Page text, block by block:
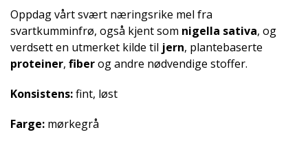
Oppdag vårt svært næringsrike mel fra
svartkumminfrø, også kjent som nigella sativa, og
verdsett en utmerket kilde til jern, plantebaserte
proteiner, fiberog andre nødvendige stoffer.
Konsistens:fint, løst
Farge: mørkegrå